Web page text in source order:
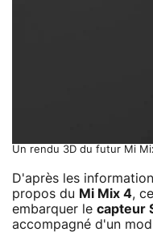
Un rendu 3D du futur Mi
D'après les
propos du Mi Mix 4,
embarquer le capteur
accompagné d'un